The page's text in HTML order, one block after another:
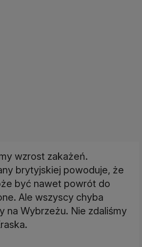
wzrost zakażeń.
brytyjskiej powoduje, że
być nawet powrót do
Ale wszyscy chyba
na Wybrzeżu. Nie zdaliśmy